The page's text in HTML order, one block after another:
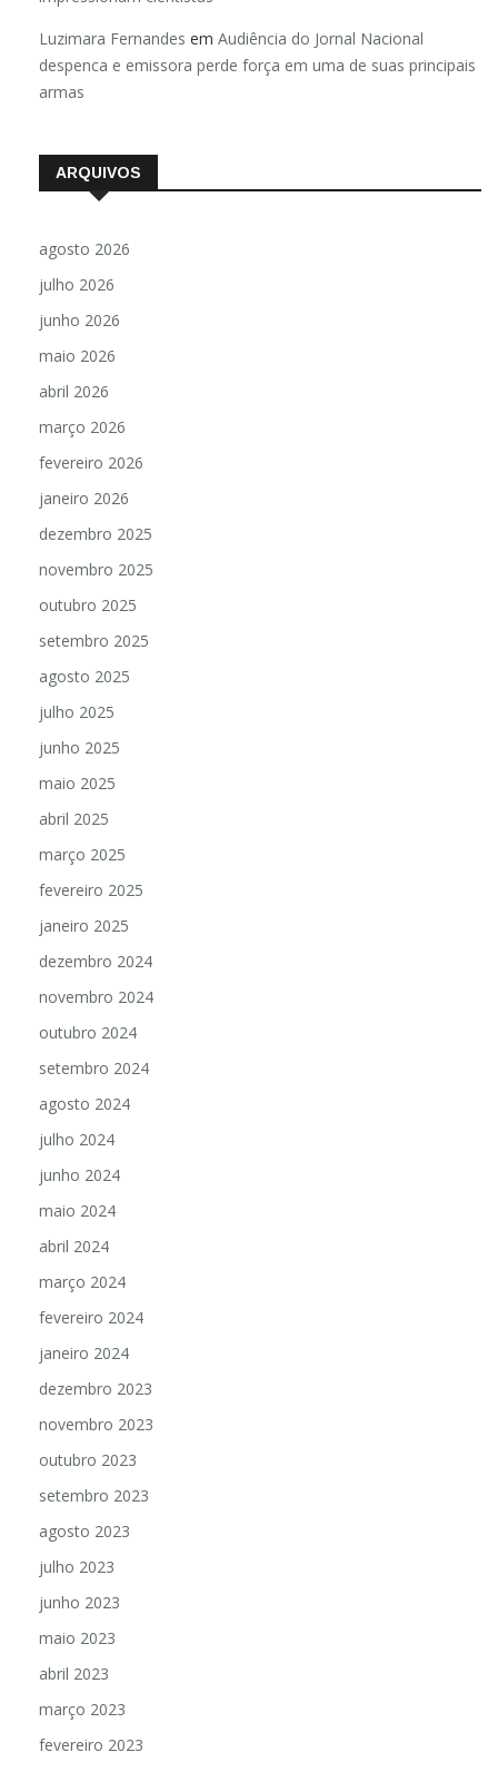
Luzimara Fernandes em Audiência do Jornal Nacional
despenca e emissora perde força em uma de suas principais
armas
ARQUIVOS
agosto 2026
julho 2026
junho 2026
maio 2026
abril 2026
março 2026
fevereiro 2026
janeiro 2026
dezembro 2025
novembro 2025
outubro 2025
setembro 2025
agosto 2025
julho 2025
junho 2025
maio 2025
abril 2025
março 2025
fevereiro 2025
janeiro 2025
dezembro 2024
novembro 2024
outubro 2024
setembro 2024
agosto 2024
julho 2024
junho 2024
maio 2024
abril 2024
março 2024
fevereiro 2024
janeiro 2024
dezembro 2023
novembro 2023
outubro 2023
setembro 2023
agosto 2023
julho 2023
junho 2023
maio 2023
abril 2023
março 2023
fevereiro 2023